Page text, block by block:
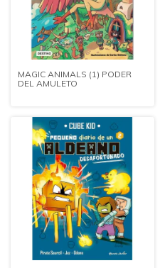
MAGIC ANIMALS (1) PODER
DEL AMULETO